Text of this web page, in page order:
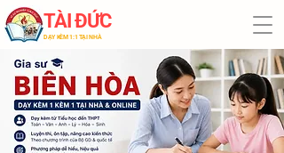
TÀI ĐỨC
​DẠY KÈM 1:1 TẠI NHÀ